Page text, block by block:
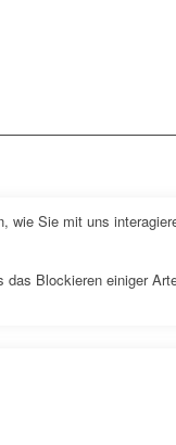
Sie mit uns
Blockieren einiger